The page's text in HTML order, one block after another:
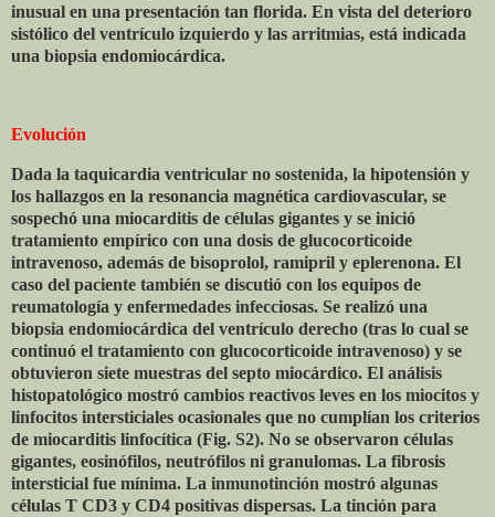
inusual en una presentación tan florida. En vista del deterioro
sistólico del ventrículo izquierdo y las arritmias, está indicada
una biopsia endomiocárdica.
Evolución
Dada la taquicardia ventricular no sostenida, la hipotensión y
los hallazgos en la resonancia magnética cardiovascular, se
sospechó una miocarditis de células gigantes y se inició
tratamiento empírico con una dosis de glucocorticoide
intravenoso, además de bisoprolol, ramipril y eplerenona. El
caso del paciente también se discutió con los equipos de
reumatología y enfermedades infecciosas. Se realizó una
biopsia endomiocárdica del ventrículo derecho (tras lo cual se
continuó el tratamiento con glucocorticoide intravenoso) y se
obtuvieron siete muestras del septo miocárdico. El análisis
histopatológico mostró cambios reactivos leves en los miocitos y
linfocitos intersticiales ocasionales que no cumplían los criterios
de miocarditis linfocítica (Fig. S2). No se observaron células
gigantes, eosinófilos, neutrófilos ni granulomas. La fibrosis
intersticial fue mínima. La inmunotinción mostró algunas
células T CD3 y CD4 positivas dispersas. La tinción para